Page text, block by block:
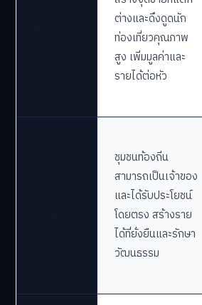
ต่างและดึงดูดนัก
ท่องเที่ยวคุณภาพ
สูง เพิ่มมูลค่าและ
รายได้ต่อหัว
ชุมชนท้องถิ่น
สามารถเป็นเจ้าของ
และได้รับประโยชน์
โดยตรง สร้างราย
ได้ที่ยั่งยืนและรักษา
วัฒนธรรม